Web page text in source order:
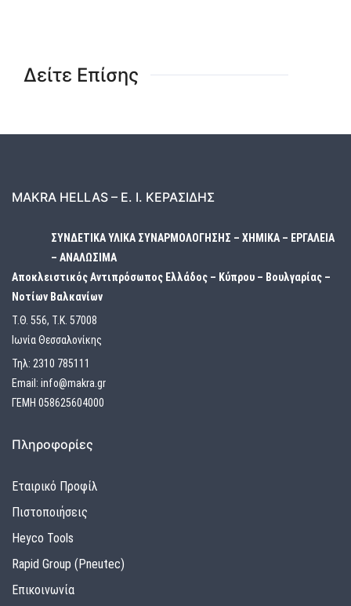
Δείτε Επίσης
MAKRA HELLAS – Ε. Ι. ΚΕΡΑΣΙΔΗΣ
ΣΥΝΔΕΤΙΚΑ ΥΛΙΚΑ ΣΥΝΑΡΜΟΛΟΓΗΣΗΣ – ΧΗΜΙΚΑ – ΕΡΓΑΛΕΙΑ
– ΑΝΑΛΩΣΙΜΑ
Αποκλειστικός Αντιπρόσωπος Ελλάδος – Κύπρου – Βουλγαρίας –
Νοτίων Βαλκανίων
Τ.Θ. 556, Τ.Κ. 57008
Ιωνία Θεσσαλονίκης
Τηλ: 2310 785111
Email: info@makra.gr
ΓΕΜΗ 058625604000
Πληροφορίες
Εταιρικό Προφίλ
Πιστοποιήσεις
Heyco Tools
Rapid Group (Pneutec)
Επικοινωνία